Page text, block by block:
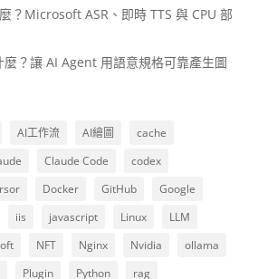
？Microsoft ASR、即時 TTS 與 CPU 部
？讓 AI Agent 用語意規格可靠產生圖
AI工作流 AI繪圖
cache
Claude Code
codex
Docker GitHub
Google
iis javascript Linux
LLM
NFT Nginx Nvidia
ollama
Plugin Python
rag